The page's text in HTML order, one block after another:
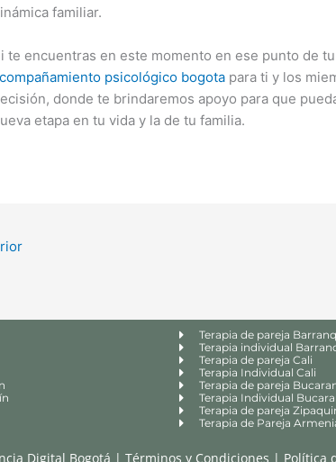
familiar.
te encuentras en este momento en ese punto de
psicológico bogota para ti y los
donde te brindaremos apoyo para que
etapa en tu vida y la de tu familia.
Terapia de pareja
Terapia individual
Terapia de pareja Cali
Terapia Individual Cali
Terapia de pareja
Terapia Individual
Terapia de pareja
Terapia de Pareja
Digital Bogotá | Términos y Condiciones | Política